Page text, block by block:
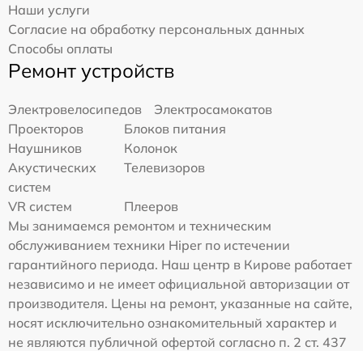
Наши услуги
Согласие на обработку персональных данных
Способы оплаты
Ремонт устройств
Электровелосипедов
Электросамокатов
Проекторов
Блоков питания
Наушников
Колонок
Акустических
систем
Телевизоров
VR систем
Плееров
Мы занимаемся ремонтом и техническим
обслуживанием техники Hiper по истечении
гарантийного периода. Наш центр в Кирове работает
независимо и не имеет официальной авторизации от
производителя. Цены на ремонт, указанные на сайте,
носят исключительно ознакомительный характер и
не являются публичной офертой согласно п. 2 ст. 437